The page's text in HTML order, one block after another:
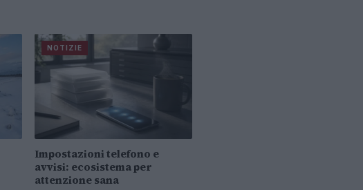
NOTIZIE
Impostazioni telefono e
avvisi: ecosistema per
attenzione sana